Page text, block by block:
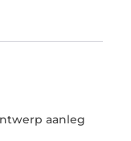
aanleg